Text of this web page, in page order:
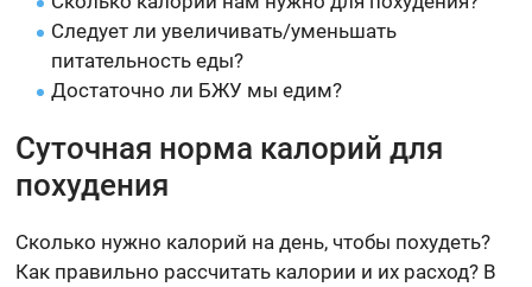
Следует ли увеличивать/уменьшать
питательность еды?
Достаточно ли БЖУ мы едим?
Суточная норма калорий для
похудения
Сколько нужно калорий на день, чтобы похудеть?
Как правильно рассчитать калории и их расход? В